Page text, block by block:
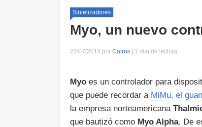
Sintetizadores
Myo, un nuevo
22/07/2014 por Calros | 1 min de lectura
Myo es un controlador para
que puede recordar a MiMu, el
la empresa norteamericana
que bautizó como Myo Alpha. De